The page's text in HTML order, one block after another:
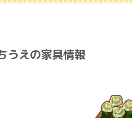
うえの家具情報